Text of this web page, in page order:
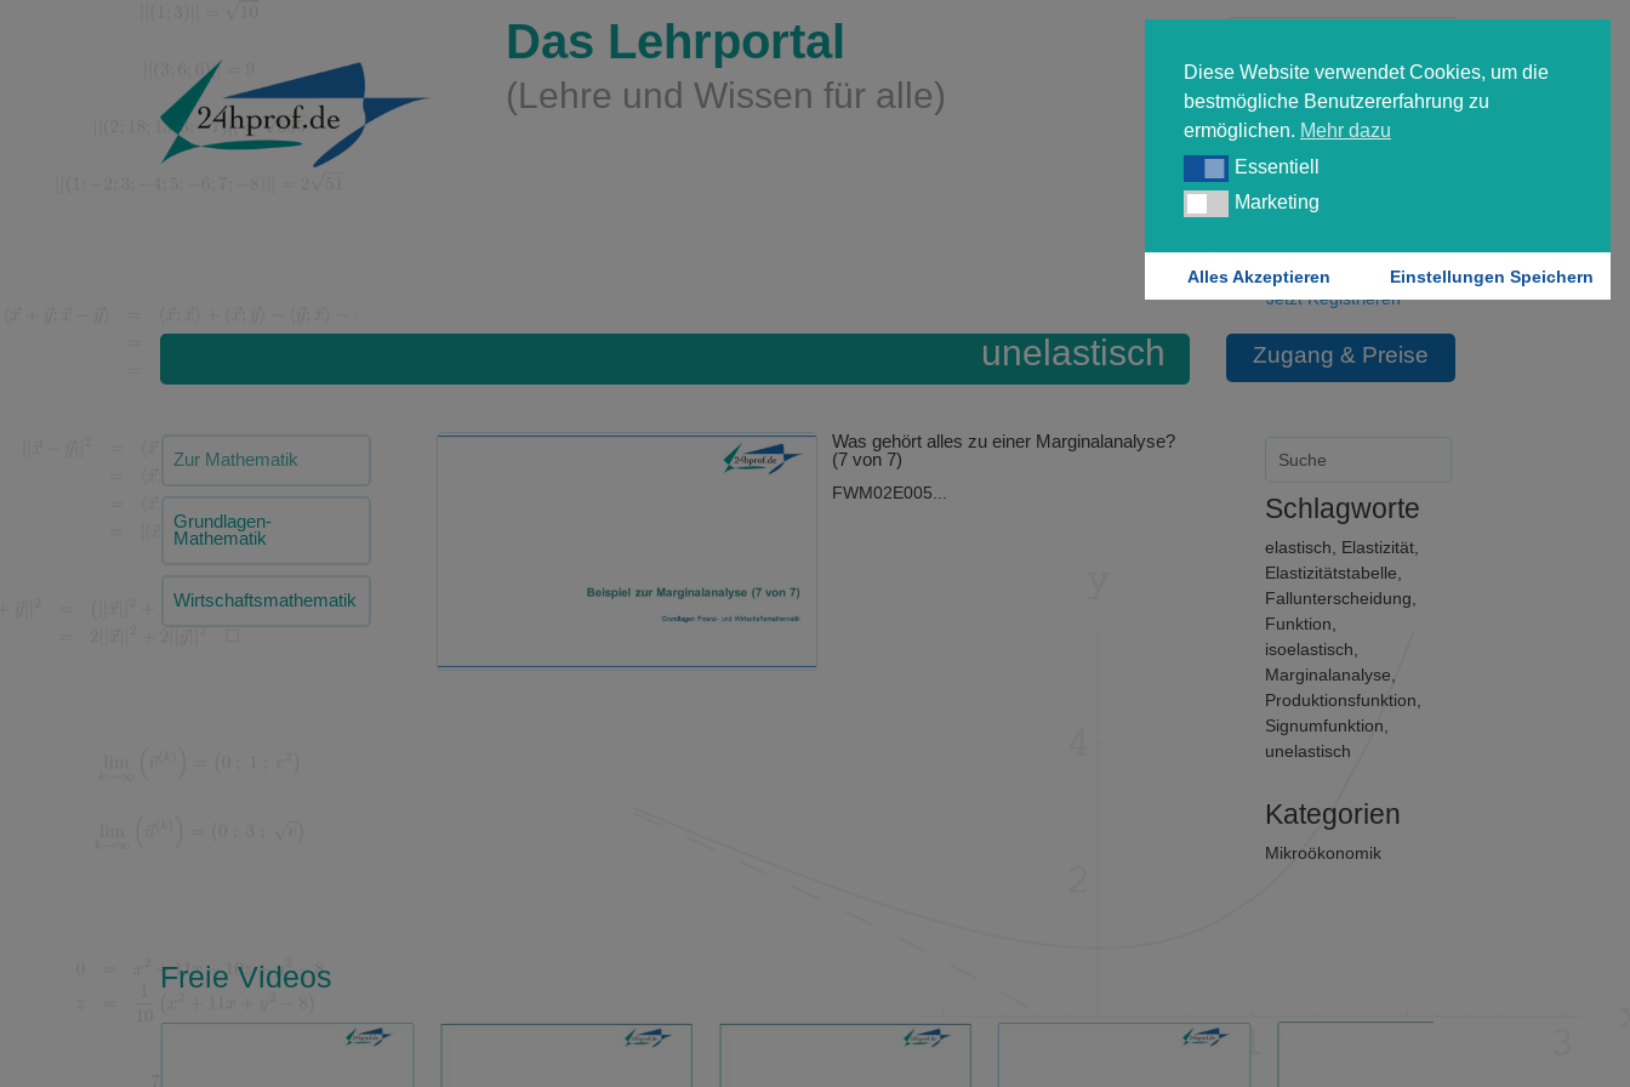
Diese Website verwendet Cookies, um die
bestmögliche Benutzererfahrung zu
ermöglichen. Mehr dazu
EssentiellEssentiell
MarketingMarketing
Alles Akzeptieren Einstellungen Speichern
Das Lehrportal
(Lehre und Wissen für alle)
Forgot your password?
Jetzt Registrieren
unelastisch Zugang & Preise
Zur Mathematik
Grundlagen-
Mathematik
Wirtschaftsmathematik
Was gehört alles zu einer Marginalanalyse?
(7 von 7)
FWM02E005...
Schlagworte
elastisch, Elastizität,
Elastizitätstabelle,
Fallunterscheidung,
Funktion,
isoelastisch,
Marginalanalyse,
Produktionsfunktion,
Signumfunktion,
unelastisch
Kategorien
Mikroökonomik
Freie Videos